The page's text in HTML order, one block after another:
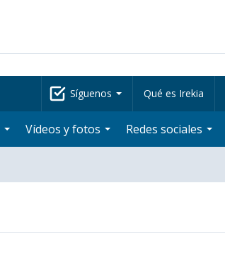
Síguenos Qué es Irekia
Vídeos y fotos Redes sociales